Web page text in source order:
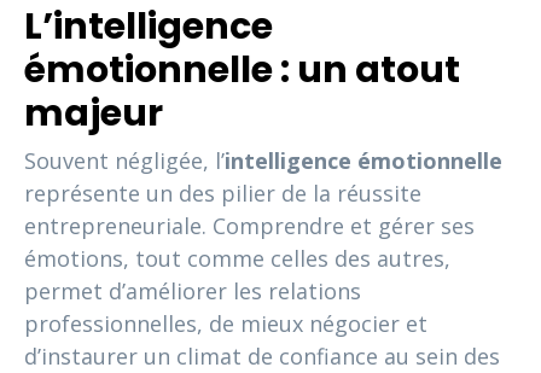
L’intelligence
émotionnelle : un atout
majeur
Souvent négligée, l’intelligence émotionnelle
représente un des pilier de la réussite
entrepreneuriale. Comprendre et gérer ses
émotions, tout comme celles des autres,
permet d’améliorer les relations
professionnelles, de mieux négocier et
d’instaurer un climat de confiance au sein des